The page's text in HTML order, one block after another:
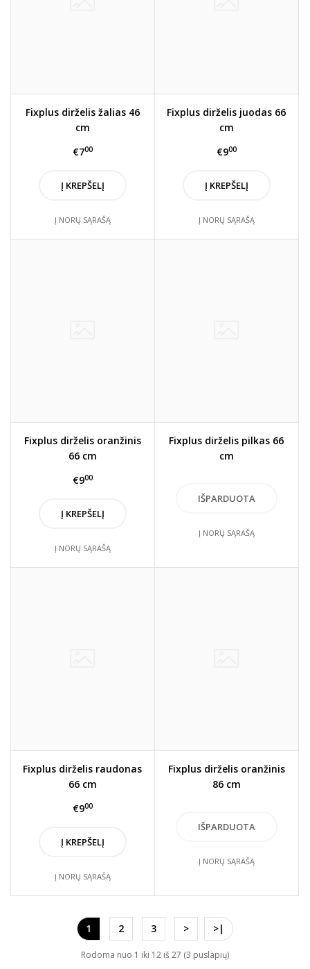
Fixplus dirželis žalias 46
cm
€700
Į KREPŠELĮ
Į NORŲ SĄRAŠĄ
Fixplus dirželis juodas 66
cm
€900
Į KREPŠELĮ
Į NORŲ SĄRAŠĄ
Fixplus dirželis oranžinis
66 cm
€900
Į KREPŠELĮ
Į NORŲ SĄRAŠĄ
Fixplus dirželis pilkas 66
cm
Į NORŲ SĄRAŠĄ
Fixplus dirželis raudonas
66 cm
€900
Į KREPŠELĮ
Į NORŲ SĄRAŠĄ
Fixplus dirželis oranžinis
86 cm
Į NORŲ SĄRAŠĄ
1 2 3 > >|
Rodoma nuo 1 iki 12 iš 27 (3 puslapių)